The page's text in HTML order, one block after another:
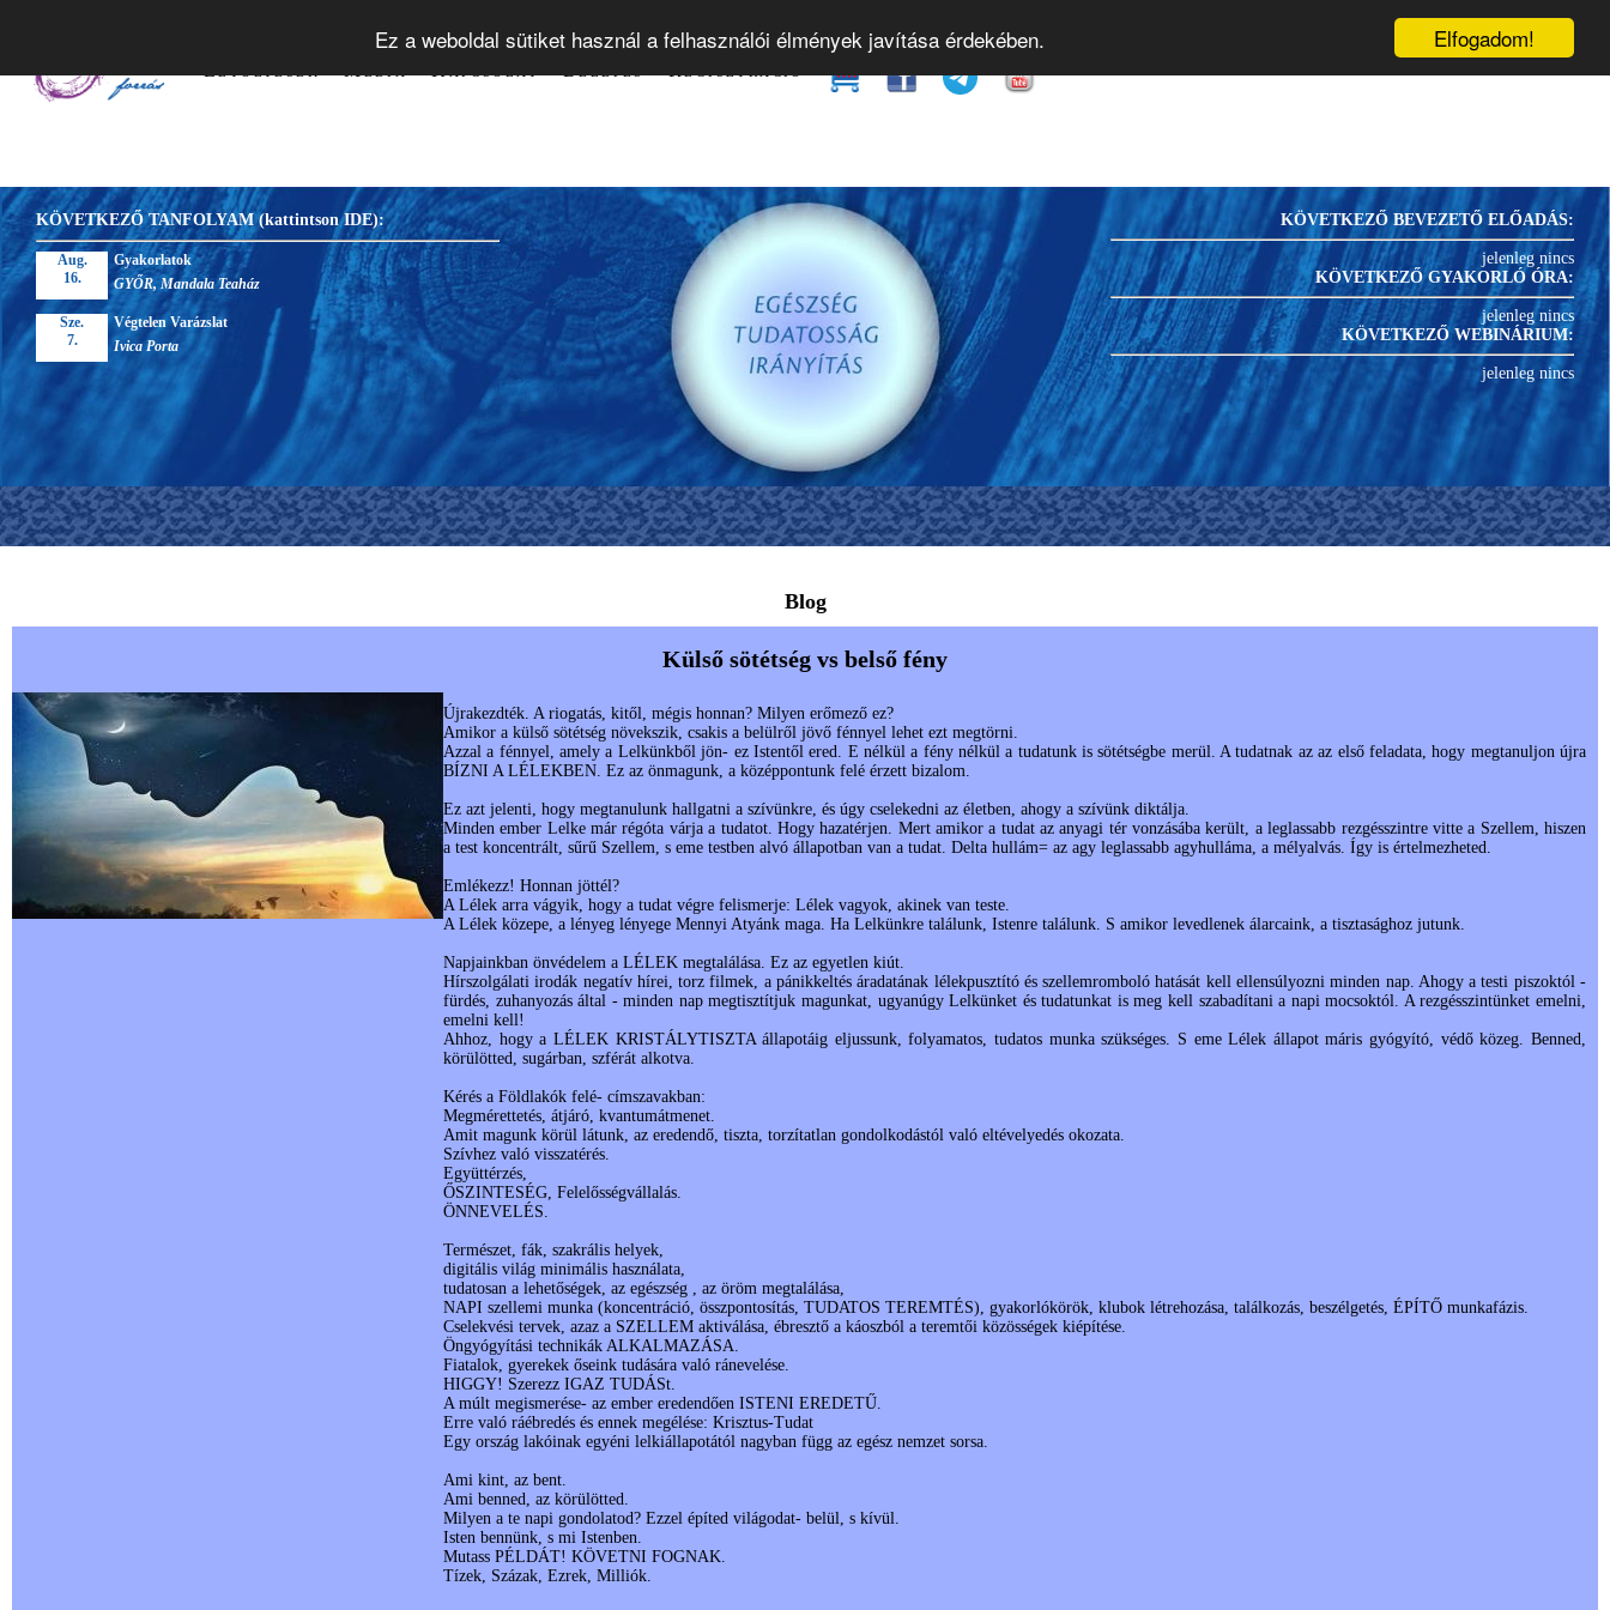
Elfogadom!
Ez a weboldal sütiket használ a felhasználói élmények javítása érdekében. PRK-1U
KÖVETKEZŐ TANFOLYAM (kattintson IDE):
Aug.
16.
Gyakorlatok
GYŐR, Mandala Teaház
Sze.
7.
Végtelen Varázslat
Ivica Porta
KÖVETKEZŐ BEVEZETŐ ELŐADÁS:
jelenleg nincs
KÖVETKEZŐ GYAKORLÓ ÓRA:
jelenleg nincs
KÖVETKEZŐ WEBINÁRIUM:
jelenleg nincs
Blog
Külső sötétség vs belső fény
Újrakezdték. A riogatás, kitől, mégis honnan? Milyen erőmező ez?
Amikor a külső sötétség növekszik, csakis a belülről jövő fénnyel lehet ezt megtörni.
Azzal a fénnyel, amely a Lelkünkből jön- ez Istentől ered. E nélkül a fény nélkül a tudatunk is sötétségbe merül. A tudatnak az az első feladata, hogy megtanuljon újra
BÍZNI A LÉLEKBEN. Ez az önmagunk, a középpontunk felé érzett bizalom.
Ez azt jelenti, hogy megtanulunk hallgatni a szívünkre, és úgy cselekedni az életben, ahogy a szívünk diktálja.
Minden ember Lelke már régóta várja a tudatot. Hogy hazatérjen. Mert amikor a tudat az anyagi tér vonzásába került, a leglassabb rezgésszintre vitte a Szellem, hiszen
a test koncentrált, sűrű Szellem, s eme testben alvó állapotban van a tudat. Delta hullám= az agy leglassabb agyhulláma, a mélyalvás. Így is értelmezheted.
Emlékezz! Honnan jöttél?
A Lélek arra vágyik, hogy a tudat végre felismerje: Lélek vagyok, akinek van teste.
A Lélek közepe, a lényeg lényege Mennyi Atyánk maga. Ha Lelkünkre találunk, Istenre találunk. S amikor levedlenek álarcaink, a tisztasághoz jutunk.
Napjainkban önvédelem a LÉLEK megtalálása. Ez az egyetlen kiút.
Hírszolgálati irodák negatív hírei, torz filmek, a pánikkeltés áradatának lélekpusztító és szellemromboló hatását kell ellensúlyozni minden nap. Ahogy a testi piszoktól -
fürdés, zuhanyozás által - minden nap megtisztítjuk magunkat, ugyanúgy Lelkünket és tudatunkat is meg kell szabadítani a napi mocsoktól. A rezgésszintünket emelni,
emelni kell!
Ahhoz, hogy a LÉLEK KRISTÁLYTISZTA állapotáig eljussunk, folyamatos, tudatos munka szükséges. S eme Lélek állapot máris gyógyító, védő közeg. Benned,
körülötted, sugárban, szférát alkotva.
Kérés a Földlakók felé- címszavakban:
Megmérettetés, átjáró, kvantumátmenet.
Amit magunk körül látunk, az eredendő, tiszta, torzítatlan gondolkodástól való eltévelyedés okozata.
Szívhez való visszatérés.
Együttérzés,
ŐSZINTESÉG, Felelősségvállalás.
ÖNNEVELÉS.
Természet, fák, szakrális helyek,
digitális világ minimális használata,
tudatosan a lehetőségek, az egészség , az öröm megtalálása,
NAPI szellemi munka (koncentráció, összpontosítás, TUDATOS TEREMTÉS), gyakorlókörök, klubok létrehozása, találkozás, beszélgetés, ÉPÍTŐ munkafázis.
Cselekvési tervek, azaz a SZELLEM aktiválása, ébresztő a káoszból a teremtői közösségek kiépítése.
Öngyógyítási technikák ALKALMAZÁSA.
Fiatalok, gyerekek őseink tudására való ránevelése.
HIGGY! Szerezz IGAZ TUDÁSt.
A múlt megismerése- az ember eredendően ISTENI EREDETŰ.
Erre való ráébredés és ennek megélése: Krisztus-Tudat
Egy ország lakóinak egyéni lelkiállapotától nagyban függ az egész nemzet sorsa.
Ami kint, az bent.
Ami benned, az körülötted.
Milyen a te napi gondolatod? Ezzel építed világodat- belül, s kívül.
Isten bennünk, s mi Istenben.
Mutass PÉLDÁT! KÖVETNI FOGNAK.
Tízek, Százak, Ezrek, Milliók.